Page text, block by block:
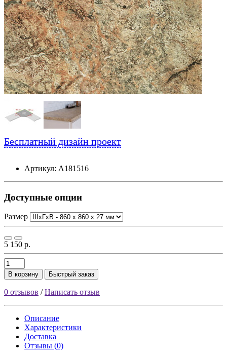
Бесплатный дизайн проект
Артикул: А181516
Доступные опции
Размер
5 150 р.
В корзину Быстрый заказ
0 отзывов /Написать отзыв
Описание
Характеристики
Доставка
Отзывы (0)